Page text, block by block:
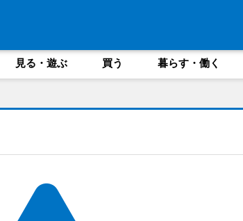
見る・遊ぶ 買う 暮らす・働く